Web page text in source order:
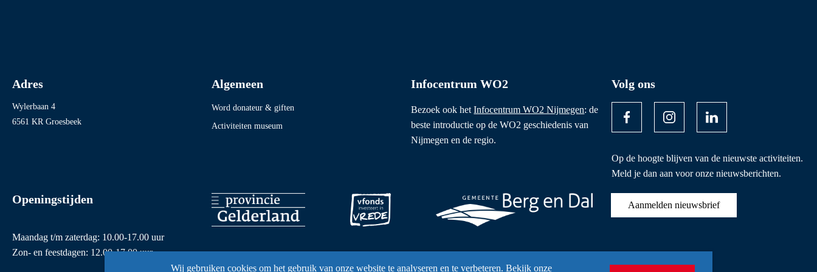
Wij gebruiken cookies om het gebruik van onze website te analyseren en te verbeteren. Bekijk onze
Adres
Wylerbaan 4
6561 KR Groesbeek
Algemeen
Word donateur & giften
Activiteiten museum
Infocentrum WO2
Bezoek ook hetInfocentrum WO2 Nijmegen: de
beste introductie op de WO2 geschiedenis van
Nijmegen en de regio.
Volg ons
Op de hoogte blijven van de nieuwste activiteiten.
Meld je dan aan voor onze nieuwsberichten.
Openingstijden
Maandag t/m zaterdag: 10.00-17.00 uur
Zon- en feestdagen: 12.00-17.00 uur
Aanmelden nieuwsbrief